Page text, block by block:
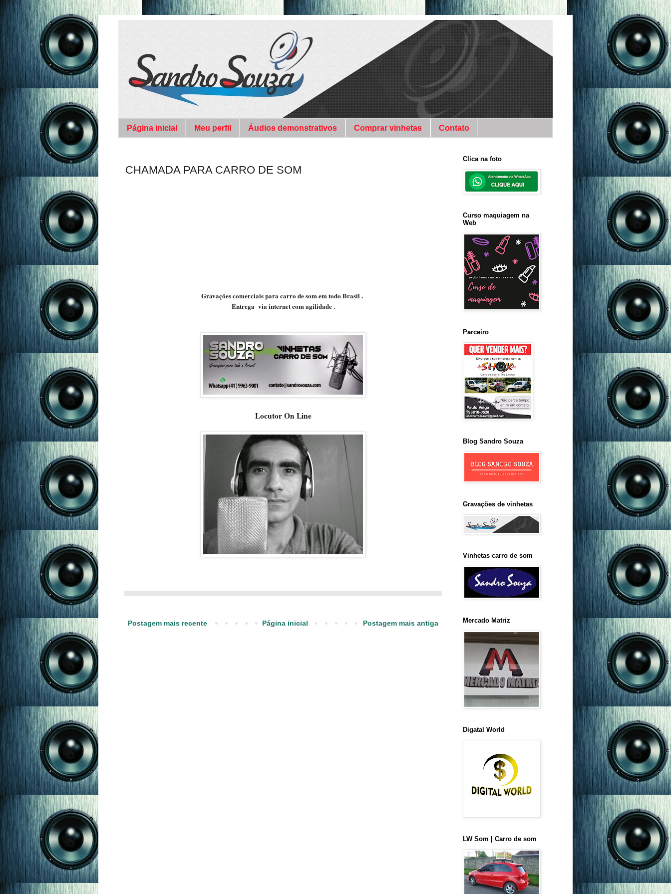
Página inicial Meu perfil Áudios demonstrativos Comprar vinhetas Contato
CHAMADA PARA CARRO DE SOM
Gravações comerciais para carro de som em todo Brasil .
Entrega via internet com agilidade .
Locutor On Line
Postagem mais recente Postagem mais antiga
Página inicial
Clica na foto
Curso maquiagem na
Web
Parceiro
Blog Sandro Souza
Gravações de vinhetas
Vinhetas carro de som
Mercado Matriz
Digatal World
LW Som | Carro de som